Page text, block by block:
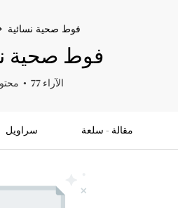
فوط صحية نسائية
#فوط صحية
1 77 الآراء
سراويل مقالة - سلعة